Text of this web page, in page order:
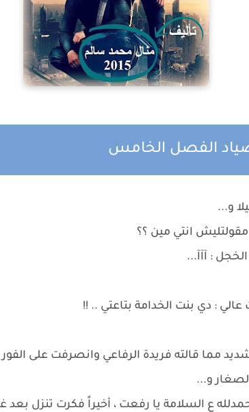
الفصل الخامس
و...
انتي مين ؟؟
: آآآ...
: دي بنت الخدامة بتاعتي .. !!
مما قالته فريدة الرفاعي وانصرفت على
و...
ع السلامة يا رفعت ، أخيراً فكرت تنزل بعد